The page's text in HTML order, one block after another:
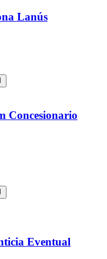
Lanús
Concesionario
Eventual